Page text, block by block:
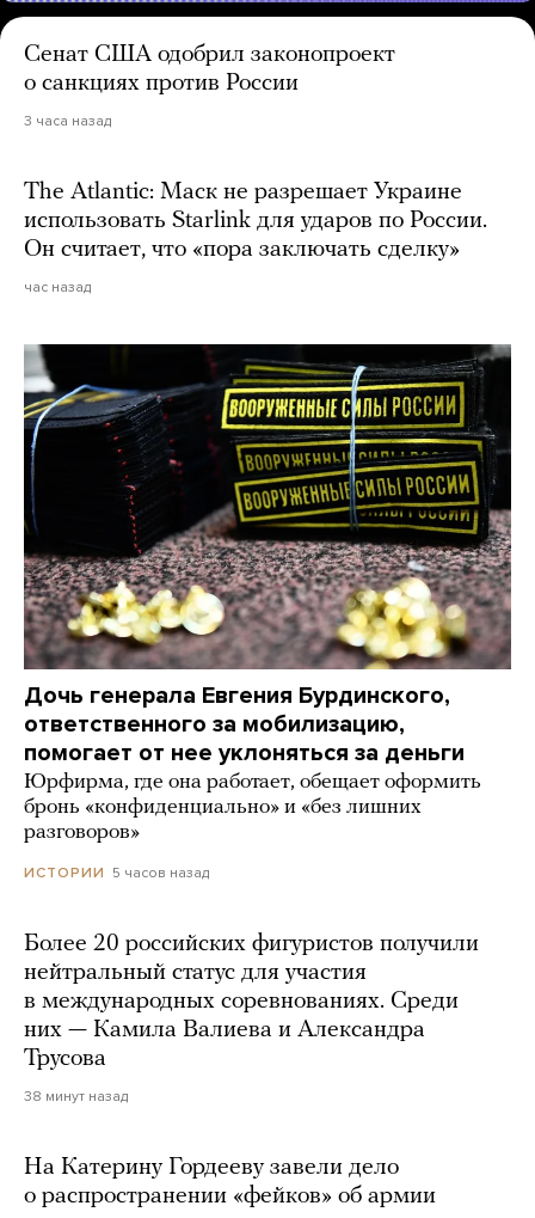
Сенат США одобрил законопроект
о санкциях против России
3 часа назад
The Atlantic: Маск не разрешает Украине
использовать Starlink для ударов по России.
Он считает, что «пора заключать сделку»
час назад
Дочь генерала Евгения Бурдинского,
ответственного за мобилизацию,
помогает от нее уклоняться за деньги
Юрфирма, где она работает, обещает оформить
бронь «конфиденциально» и «без лишних
разговоров»
ИСТОРИИ 5 часов назад
Более 20 российских фигуристов получили
нейтральный статус для участия
в международных соревнованиях. Среди
них — Камила Валиева и Александра
Трусова
38 минут назад
На Катерину Гордееву завели дело
о распространении «фейков» об армии